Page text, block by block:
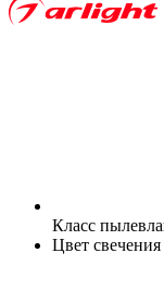
Класс
Цвет свечения